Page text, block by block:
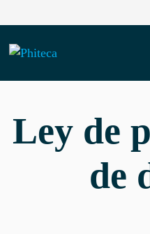
al
contenido
Ley de
de